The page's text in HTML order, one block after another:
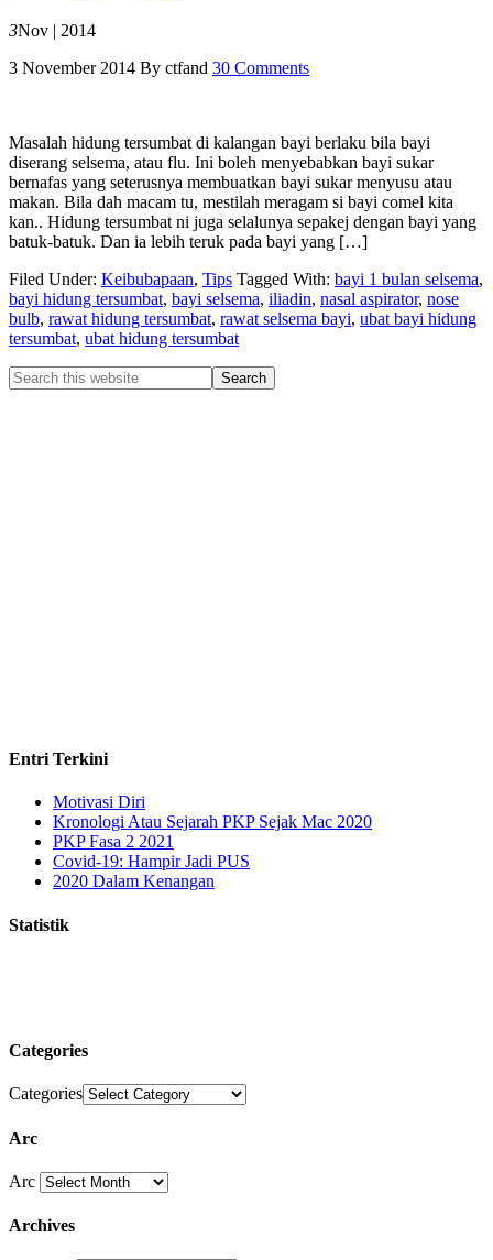
3Nov | 2014
3 November 2014 By ctfand 30 Comments
Masalah hidung tersumbat di kalangan bayi berlaku bila bayi
diserang selsema, atau flu. Ini boleh menyebabkan bayi sukar
bernafas yang seterusnya membuatkan bayi sukar menyusu atau
makan. Bila dah macam tu, mestilah meragam si bayi comel kita
kan.. Hidung tersumbat ni juga selalunya sepakej dengan bayi yang
batuk-batuk. Dan ia lebih teruk pada bayi yang […]
Filed Under: Keibubapaan, Tips Tagged With: bayi 1 bulan selsema,
bayi hidung tersumbat, bayi selsema, iliadin, nasal aspirator, nose
bulb, rawat hidung tersumbat, rawat selsema bayi, ubat bayi hidung
tersumbat, ubat hidung tersumbat
Entri Terkini
Motivasi Diri
Kronologi Atau Sejarah PKP Sejak Mac 2020
PKP Fasa 2 2021
Covid-19: Hampir Jadi PUS
2020 Dalam Kenangan
Statistik
Categories
Categories
Arc
Arc
Archives